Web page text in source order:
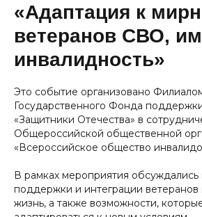
«Адаптация к
ветеранов СВО,
инвалидность»
Это событие организовано
Государственного Фонда
«Защитники Отечества» в
Общероссийской общественной
«Всероссийское общество
В рамках мероприятия
поддержки и интеграции
жизнь, а также возможности,